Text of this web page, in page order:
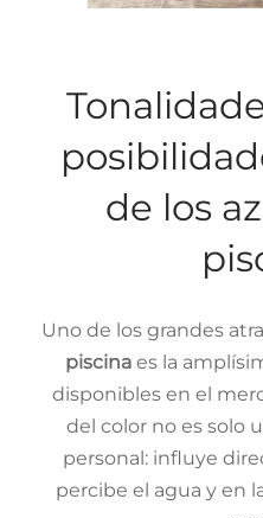
de los
Uno de los grandes
piscina es la
disponibles en el
del color no es solo
personal: influye
percibe el agua y en